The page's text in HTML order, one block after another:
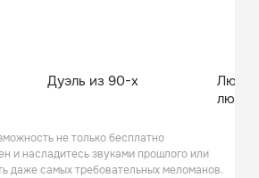
Дуэль из 90-х
не только бесплатно
и насладитесь звуками прошлого или
даже самых требовательных меломанов.